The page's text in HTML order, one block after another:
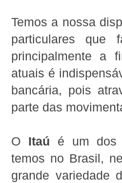
Temos a nossa
particulares que
principalmente a
atuais é
bancária, pois
parte das
O Itaú é um dos
temos no Brasil,
grande variedade